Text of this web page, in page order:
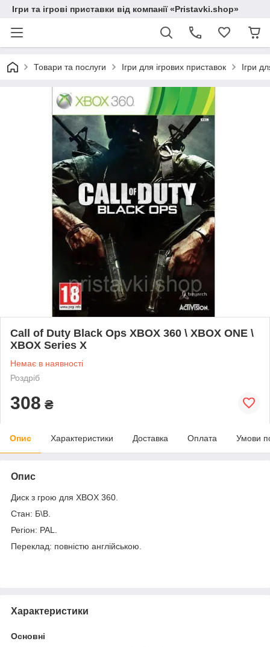
Ігри та ігрові приставки від компанії «Pristavki.shop»
Товари та послуги Ігри для ігрових приставок Ігри
Call of Duty Black Ops XBOX 360 \ XBOX ONE \
XBOX Series X
Немає в наявності
Роздріб
308 ₴
Опис Характеристики Доставка Оплата Умови
Опис
Диск з грою для XBOX 360.
Стан: Б\В.
Регіон: PAL.
Переклад: повністю англійською.
Характеристики
Основні